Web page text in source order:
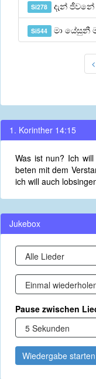
Si278 දැන්
Si544 මා යේසුනී
1. Korinther 14:15
Was ist nun? Ich
beten mit dem
ich will auch
Jukebox
Pause zwischen
Wiedergabe starten